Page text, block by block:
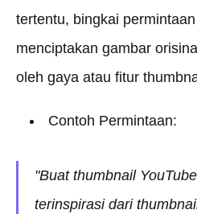
tertentu, bingkai
menciptakan gambar
oleh gaya atau fitur
Contoh Permintaan:
"Buat thumbnail
terinspirasi dari